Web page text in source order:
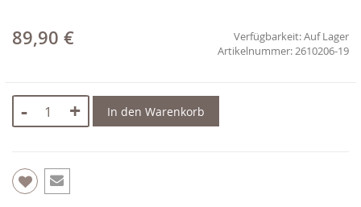
89,90 € Verfügbarkeit:Auf Lager
2610206-19
- + In den Warenkorb